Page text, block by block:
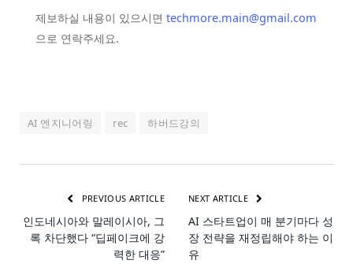
제보하실 내용이 있으시면 techmore.main@gmail.com
으로 연락주세요.
AI 엔지니어링 rec 하버드강의
PREVIOUS ARTICLE
인도네시아와 말레이시아, 그
록 차단했다 “딥페이크에 강
력한 대응”
NEXT ARTICLE
AI 스타트업이 매 분기마다 성
장 전략을 재정립해야 하는 이
유